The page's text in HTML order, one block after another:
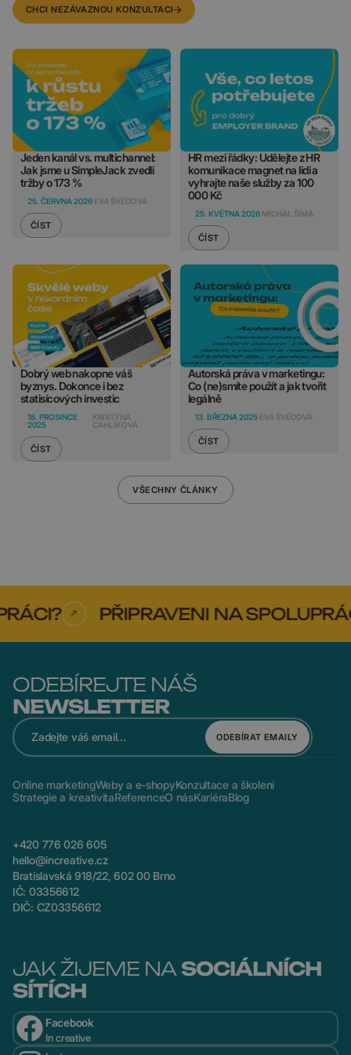
CHCI NEZÁVAZNOU KONZULTACI
Jeden kanál vs. multichannel:
Jak jsme u SimpleJack zvedli
tržby o 173 %
25. ČERVNA 2026 EVA ŠVÉDOVÁ
ČÍST
HR mezi řádky: Udělejte z HR
komunikace magnet na lidi a
vyhrajte naše služby za 100
000 Kč
25. KVĚTNA 2026 MICHAL ŠÍMA
ČÍST
Dobrý web nakopne váš
byznys. Dokonce i bez
statisícových investic
18. PROSINCE
2025
KRISTÝNA
CAHLÍKOVÁ
ČÍST
Autorská práva v marketingu:
Co (ne)smíte použít a jak tvořit
legálně
13. BŘEZNA 2025 EVA ŠVÉDOVÁ
ČÍST
VŠECHNY ČLÁNKY
PŘIPRAVENI NA
ODEBÍREJTE NÁŠ
NEWSLETTER
ODEBÍRAT EMAILY
Online marketingWeby a e-shopyKonzultace a školení
Strategie a kreativitaReferenceO násKariéraBlog
+420 776 026 605
hello@increative.cz
Bratislavská 918/22, 602 00 Brno
IČ: 03356612
DIČ: CZ03356612
JAK ŽIJEME NA SOCIÁLNÍCH
SÍTÍCH
Facebook
In creative